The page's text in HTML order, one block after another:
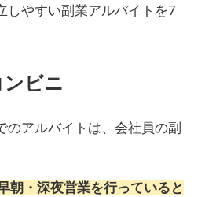
しやすい副業アルバイトを7
ビニ
のアルバイトは、会社員の副
朝・深夜営業を行っていると